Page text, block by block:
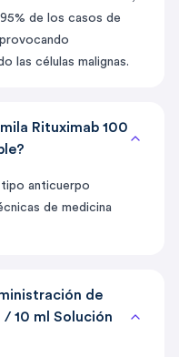
de los casos de
las células malignas.
Rituximab 100
tipo anticuerpo
de medicina
de
/ 10 ml Solución